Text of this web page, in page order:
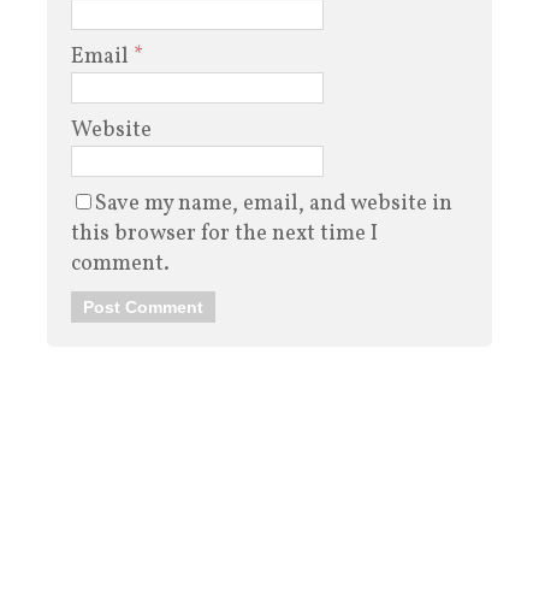
Email *
Website
Save my name, email, and website in
this browser for the next time I
comment.